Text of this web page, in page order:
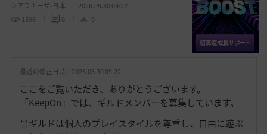
シアラナーザ-日本
2026.05.30 09:22
1596
0 0
お
り
共有する
最近の修正日時 : 2026.05.30 09:22
ここをご覧いただき、ありがとうございます。
「KeepOn」では、ギルドメンバーを募集しています。
当ギルドは個人のプレイスタイルを尊重し、自由に遊ぶ